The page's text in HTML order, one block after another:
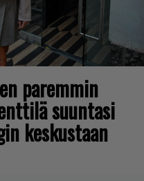
paremmin
suuntasi
keskustaan